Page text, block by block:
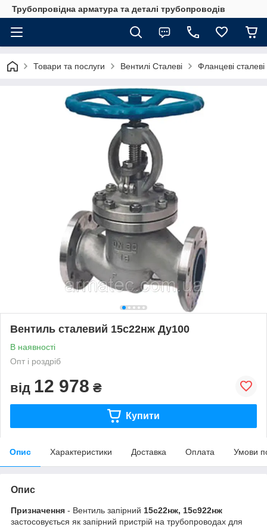
Трубопровідна арматура та деталі трубопроводів
Товари та послуги Вентилі Сталеві Фланцеві
Вентиль сталевий 15с22нж Ду100
В наявності
Опт і роздріб
від 12 978 ₴
Купити
Опис Характеристики Доставка Оплата Умови
Опис
Призначення - Вентиль запірний 15с22нж, 15с922нж
застосовується як запірний пристрій на трубопроводах для